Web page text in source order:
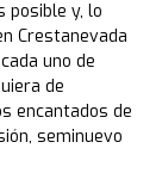
posible y, lo
Crestanevada
uno de
de
encantados de
seminuevo